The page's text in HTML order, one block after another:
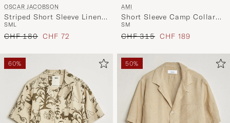
OSCAR JACOBSON
Striped Short Sleeve Linen
Shirt Brown/White
SML
Regulärer Preis
CHF 180 Reduzierter Preis
CHF 72
AMI
Short Sleeve Camp Collar
Shirt White/Blue
SM
Regulärer Preis
CHF 315 Reduzierter Preis
CHF 189
60% 50%